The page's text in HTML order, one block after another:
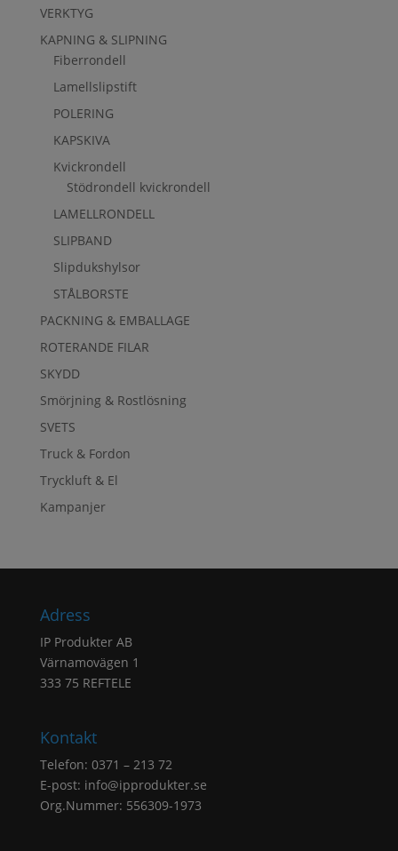
VERKTYG
KAPNING & SLIPNING
Fiberrondell
Lamellslipstift
POLERING
KAPSKIVA
Kvickrondell
Stödrondell kvickrondell
LAMELLRONDELL
SLIPBAND
Slipdukshylsor
STÅLBORSTE
PACKNING & EMBALLAGE
ROTERANDE FILAR
SKYDD
Smörjning & Rostlösning
SVETS
Truck & Fordon
Tryckluft & El
Kampanjer
Adress
IP Produkter AB
Värnamovägen 1
333 75 REFTELE
Kontakt
Telefon: 0371 – 213 72
E-post: info@ipprodukter.se
Org.Nummer: 556309-1973